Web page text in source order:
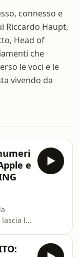
connesso e
Riccardo Haupt,
Head of
che
le voci e le
vivendo da
e
lascia la
di